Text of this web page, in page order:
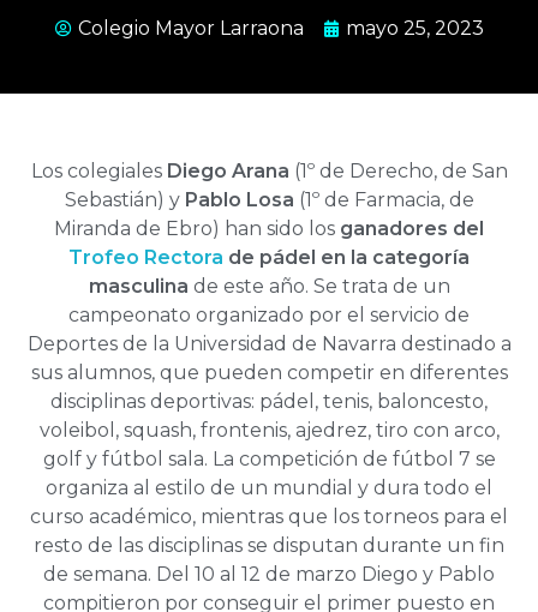
Colegio Mayor Larraona mayo 25, 2023
Los colegiales Diego Arana (1º de Derecho, de San
Sebastián) y Pablo Losa (1º de Farmacia, de
Miranda de Ebro) han sido los ganadores del
Trofeo Rectora de pádel en la categoría
masculina de este año. Se trata de un
campeonato organizado por el servicio de
Deportes de la Universidad de Navarra destinado a
sus alumnos, que pueden competir en diferentes
disciplinas deportivas: pádel, tenis, baloncesto,
voleibol, squash, frontenis, ajedrez, tiro con arco,
golf y fútbol sala. La competición de fútbol 7 se
organiza al estilo de un mundial y dura todo el
curso académico, mientras que los torneos para el
resto de las disciplinas se disputan durante un fin
de semana. Del 10 al 12 de marzo Diego y Pablo
compitieron por conseguir el primer puesto en